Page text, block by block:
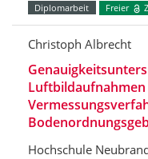
Diplomarbeit Freier
Christoph Albrecht
Hochschule